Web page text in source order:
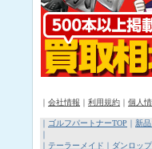
｜ 会社情報 ｜ 利用規約 ｜ 個人
｜ ゴルフパートナーTOP ｜ 新
｜
｜ テーラーメイド ｜ ダンロップ